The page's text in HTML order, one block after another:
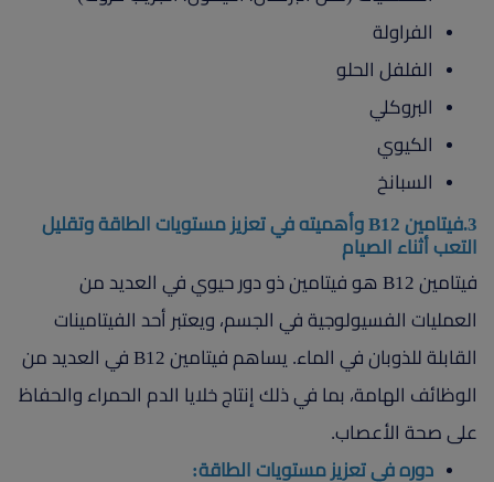
الفراولة
الفلفل الحلو
البروكلي
الكيوي
السبانخ
3.فيتامين B12 وأهميته في تعزيز مستويات الطاقة وتقليل
التعب أثناء الصيام
فيتامين B12 هو فيتامين ذو دور حيوي في العديد من
العمليات الفسيولوجية في الجسم، ويعتبر أحد الفيتامينات
القابلة للذوبان في الماء. يساهم فيتامين B12 في العديد من
الوظائف الهامة، بما في ذلك إنتاج خلايا الدم الحمراء والحفاظ
على صحة الأعصاب.
دوره في تعزيز مستويات الطاقة: